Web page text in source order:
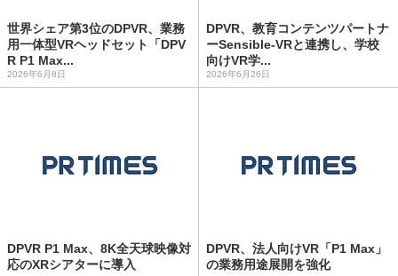
世界シェア第3位のDPVR、業務
用一体型VRヘッドセット「DPV
R P1 Max...
2026年6月8日
DPVR、教育コンテンツパートナ
ーSensible-VRと連携し、学校
向けVR学...
2026年6月26日
DPVR P1 Max、8K全天球映像対
応のXRシアターに導入
DPVR、法人向けVR「P1 Max」
の業務用途展開を強化